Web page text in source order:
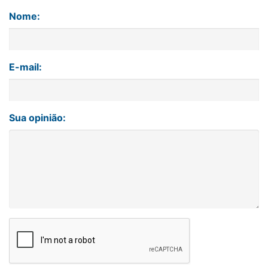
Nome:
E-mail:
Sua opinião: